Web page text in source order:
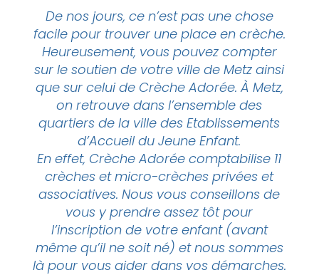
De nos jours, ce n’est pas une chose
facile pour trouver une place en crèche.
Heureusement, vous pouvez compter
sur le soutien de votre ville deMetz ainsi
que sur celui de CrècheAdorée. À Metz,
on retrouve dans l’ensemble des
quartiers de la ville des Etablissements
d’Accueil du Jeune Enfant.
En effet, Crèche Adorée comptabilise 11
crèches et micro-crèches privées et
associatives. Nous vous conseillons de
vous y prendre assez tôt pour
l’inscription de votre enfant (avant
même qu’il ne soit né) et nous sommes
là pour vous aider dans vos démarches.